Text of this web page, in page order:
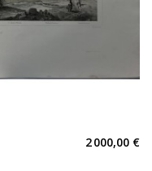
2 000,00 €